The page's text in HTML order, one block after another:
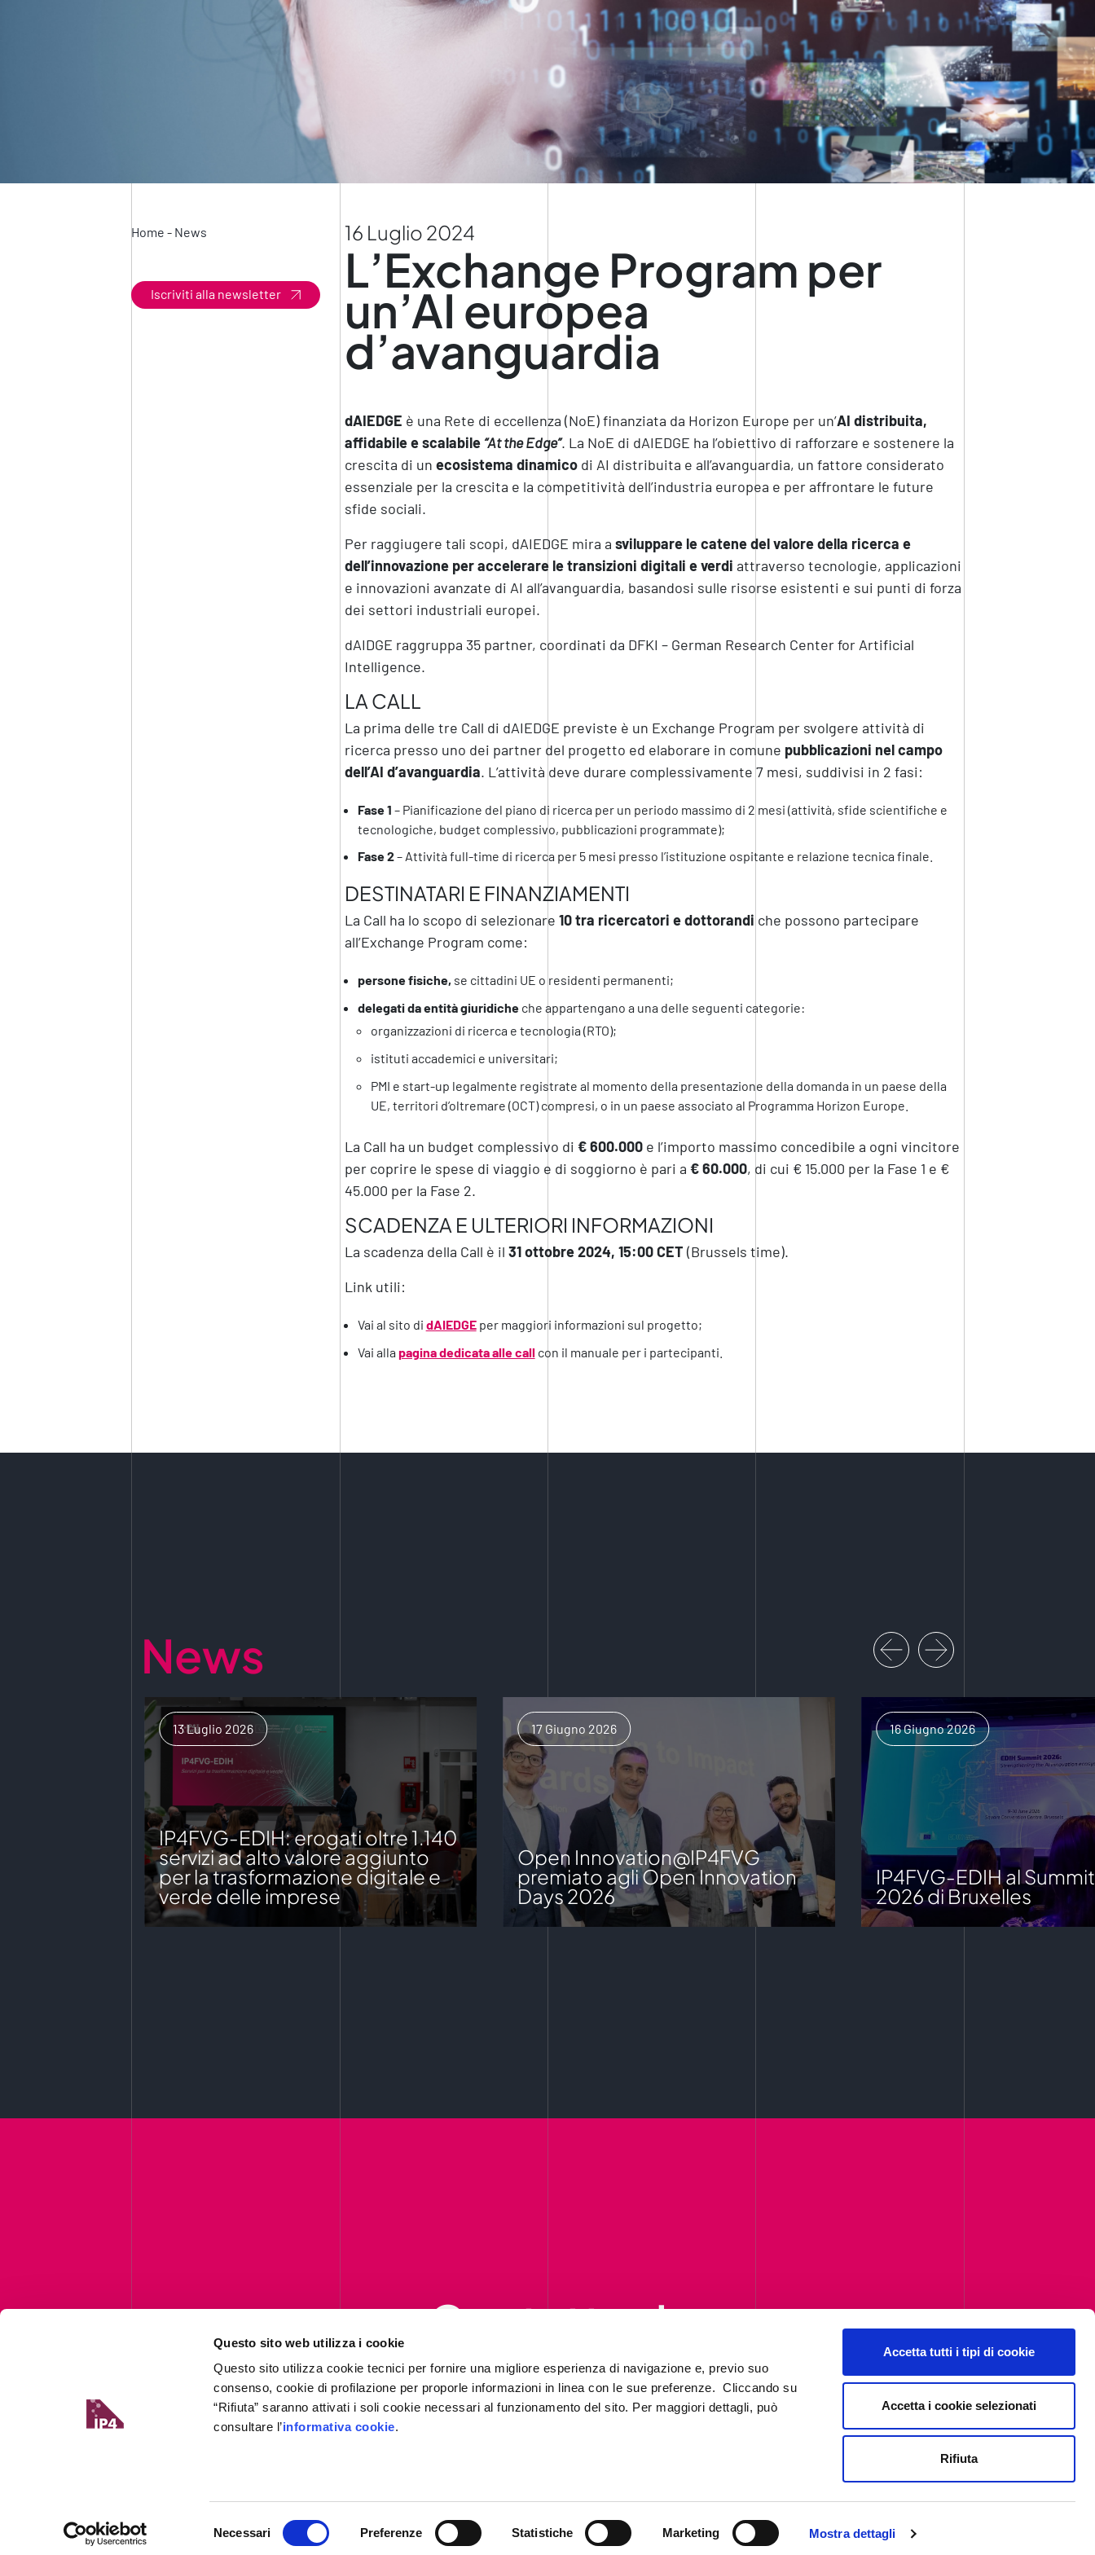
Questo sito web utilizza i cookie
Questo sito utilizza cookie tecnici per fornire una migliore esperienza di navigazione e, previo suo
consenso, cookie di profilazione per proporle informazioni in linea con le sue preferenze. Cliccando su
“Rifiuta” saranno attivati i soli cookie necessari al funzionamento del sito. Per maggiori dettagli, può
consultare l’informativa cookie.
Necessari Preferenze Statistiche Marketing Mostra dettagli
Accetta tutti i tipi di cookie
Accetta i cookie selezionati
Rifiuta
Home - News
Iscriviti alla newsletter
16 Luglio 2024
L’Exchange Program per
un’AI europea
d’avanguardia
dAIEDGE è una Rete di eccellenza (NoE) finanziata da Horizon Europe per un’AI distribuita,
affidabile e scalabile “At the Edge”. La NoE di dAIEDGE ha l’obiettivo di rafforzare e sostenere la
crescita di un ecosistema dinamico di AI distribuita e all’avanguardia, un fattore considerato
essenziale per la crescita e la competitività dell’industria europea e per affrontare le future
sfide sociali.
Per raggiugere tali scopi, dAIEDGE mira a sviluppare le catene del valore della ricerca e
dell’innovazione per accelerare le transizioni digitali e verdi attraverso tecnologie, applicazioni
e innovazioni avanzate di AI all’avanguardia, basandosi sulle risorse esistenti e sui punti di forza
dei settori industriali europei.
dAIDGE raggruppa 35 partner, coordinati da DFKI – German Research Center for Artificial
Intelligence.
LA CALL
La prima delle tre Call di dAIEDGE previste è un Exchange Program per svolgere attività di
ricerca presso uno dei partner del progetto ed elaborare in comune pubblicazioni nel campo
dell’AI d’avanguardia. L’attività deve durare complessivamente 7 mesi, suddivisi in 2 fasi:
Fase 1 – Pianificazione del piano di ricerca per un periodo massimo di 2 mesi (attività, sfide scientifiche e
tecnologiche, budget complessivo, pubblicazioni programmate);
Fase 2– Attività full-time di ricerca per 5 mesi presso l’istituzione ospitante e relazione tecnica finale.
DESTINATARI E FINANZIAMENTI
La Call ha lo scopo di selezionare 10 tra ricercatori e dottorandi che possono partecipare
all’Exchange Program come:
persone fisiche, se cittadini UE o residenti permanenti;
delegati da entità giuridicheche appartengano a una delle seguenti categorie:
organizzazioni di ricerca e tecnologia (RTO);
istituti accademici e universitari;
PMI e start-up legalmente registrate al momento della presentazione della domanda in un paese della
UE, territori d’oltremare (OCT) compresi, o in un paese associato al Programma Horizon Europe.
La Call ha un budget complessivo di € 600.000e l’importo massimo concedibile a ogni vincitore
per coprire le spese di viaggio e di soggiorno è pari a € 60.000, di cui € 15.000 per la Fase 1 e €
45.000 per la Fase 2.
SCADENZA E ULTERIORI INFORMAZIONI
La scadenza della Call è il 31 ottobre 2024, 15:00 CET (Brussels time).
Link utili:
Vai al sito di dAIEDGEper maggiori informazioni sul progetto;
Vai alla pagina dedicata alle call con il manuale per i partecipanti.
News
13 Luglio 2026
IP4FVG-EDIH: erogati oltre 1.140
servizi ad alto valore aggiunto
per la trasformazione digitale e
verde delle imprese
17 Giugno 2026
Open Innovation@IP4FVG
premiato agli Open Innovation
Days 2026
16 Giugno 2026
IP4FVG-EDIH al
2026 di Bruxelles
Contattaci
Compila il form per richiedere informazioni,
ti contatteremo al più presto.